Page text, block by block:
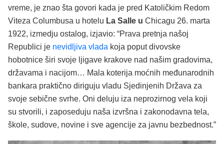
vreme, je znao šta govori kada je pred Katoličkim Redom
Viteza Columbusa u hotelu La Salle u Chicagu 26. marta
1922, izmedju ostalog, izjavio: “Prava pretnja našoj
Republici je nevidljiva vlada koja poput divovske
hobotnice širi svoje ljigave krakove nad našim gradovima,
državama i nacijom… Mala koterija moćnih međunarodnih
bankara praktično diriguju vladu Sjedinjenih Država za
svoje sebične svrhe. Oni deluju iza neprozirnog vela koji
su stvorili, i zaposeduju naša izvršna i zakonodavna tela,
škole, sudove, novine i sve agencije za javnu bezbednost.”